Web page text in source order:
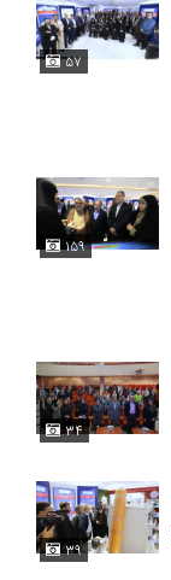
۵۷
۱۵۹
۳۴
۳۹